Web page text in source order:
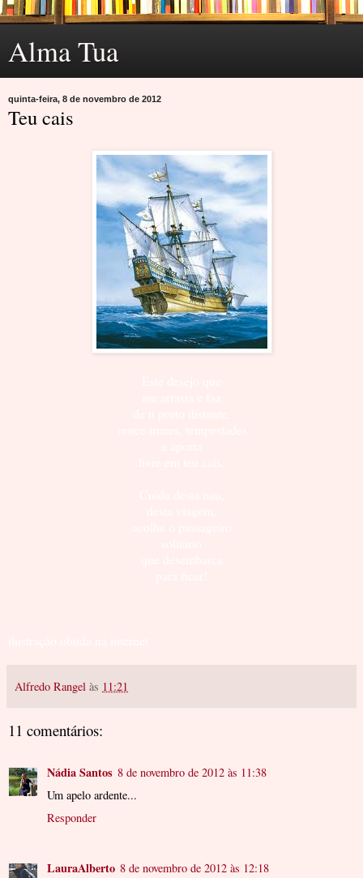
Alma Tua
quinta-feira, 8 de novembro de 2012
Teu cais
Alfredo Rangel às 11:21
11 comentários:
Nádia Santos 8 de novembro de 2012 às 11:38
Um apelo ardente...
Responder
LauraAlberto 8 de novembro de 2012 às 12:18